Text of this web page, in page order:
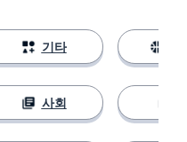
기타
사회